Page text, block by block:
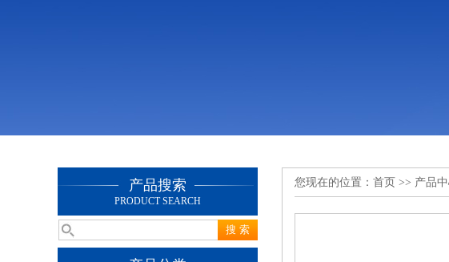
产品搜索
PRODUCT SEARCH
您现在的位置： 首页 >> 产品